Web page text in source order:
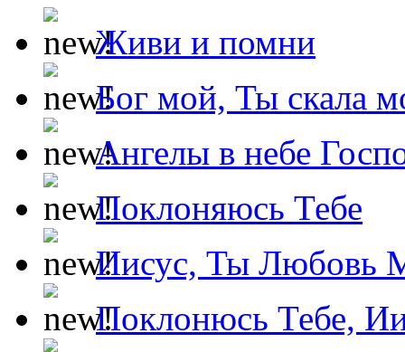
Живи и помни
Бог мой, Ты скала
Ангелы в небе
Поклоняюсь Тебе
Иисус, Ты Любовь
Поклонюсь Тебе,